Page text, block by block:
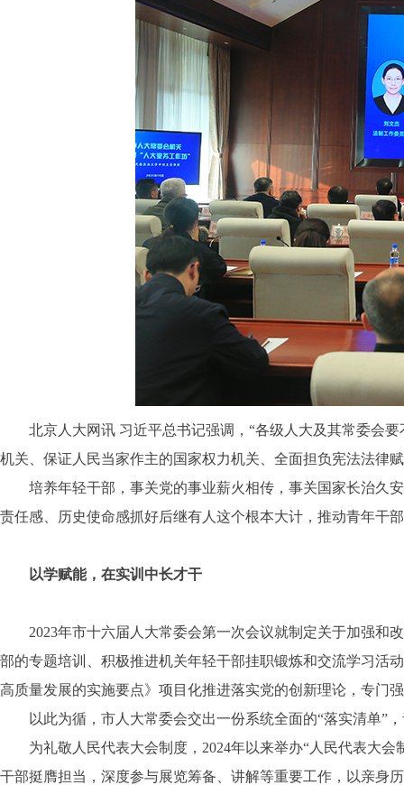
北京人大网讯 习近平总书记强调，“各级人大及其常委会要
机关、保证人民当家作主的国家权力机关、全面担负宪法法律
培养年轻干部，事关党的事业薪火相传，事关国家长治久安
责任感、历史使命感抓好后继有人这个根本大计，推动青年干
以学赋能，在实训中长才干
2023年市十六届人大常委会第一次会议就制定关于加强和
部的专题培训、积极推进机关年轻干部挂职锻炼和交流学习活
高质量发展的实施要点》项目化推进落实党的创新理论，专门
以此为循，市人大常委会交出一份系统全面的“落实清单”，
为礼敬人民代表大会制度，2024年以来举办“人民代表大会
干部挺膺担当，深度参与展览筹备、讲解等重要工作，以亲身